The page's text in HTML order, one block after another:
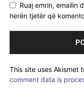
Ruaj emrin, emailin
herën tjetër që
This site uses Akismet
comment data is